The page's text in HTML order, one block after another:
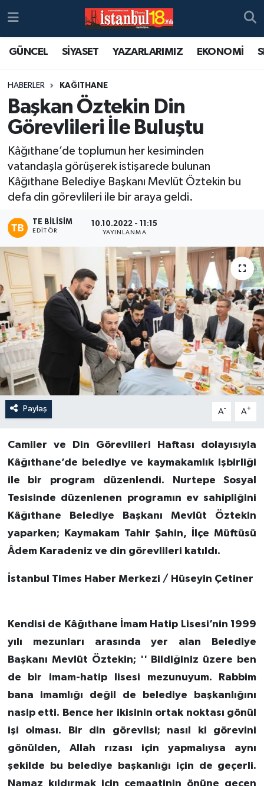
GÜNCEL SİYASET YAZARLARIMIZ EKONOMİ
HABERLER KAĞITHANE
Başkan Öztekin Din
Görevlileri İle Buluştu
Kâğıthane’de toplumun her kesiminden
vatandaşla görüşerek istişarede bulunan
Kâğıthane Belediye Başkanı Mevlüt Öztekin bu
defa din görevlileri ile bir araya geldi.
TE BILISIM
EDITÖR
10.10.2022 - 11:15
YAYINLANMA
Paylaş A- A+
Camiler ve Din Görevlileri Haftası dolayısıyla
Kâğıthane’de belediye ve kaymakamlık işbirliği
ile bir program düzenlendi. Nurtepe Sosyal
Tesisinde düzenlenen programın ev sahipliğini
Kâğıthane Belediye Başkanı Mevlüt Öztekin
yaparken; Kaymakam Tahir Şahin, İlçe Müftüsü
Âdem Karadeniz ve din görevlileri katıldı.
İstanbul Times Haber Merkezi / Hüseyin Çetiner
Kendisi de Kâğıthane İmam Hatip Lisesi’nin 1999
yılı mezunları arasında yer alan Belediye
Başkanı Mevlüt Öztekin; '' Bildiğiniz üzere ben
de bir imam-hatip lisesi mezunuyum. Rabbim
bana imamlığı değil de belediye başkanlığını
nasip etti. Bence her ikisinin ortak noktası gönül
işi olması. Bir din görevlisi; nasıl ki görevini
gönülden, Allah rızası için yapmalıysa aynı
şekilde bu belediye başkanlığı için de geçerli.
Namaz kıldırmak için cemaatinin önüne geçen